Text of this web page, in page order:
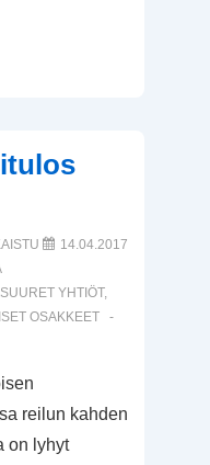
14.04.2017
YHTIÖT,
OSAKKEET
reilun kahden
on lyhyt